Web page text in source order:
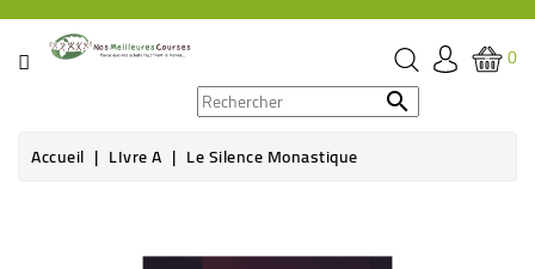
CATÉGORIE
ÉPICERIE
0

Accueil LIvre A Le Silence Monastique